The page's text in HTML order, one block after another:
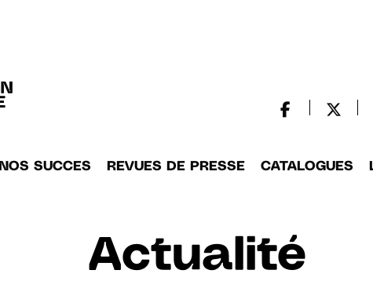
NOS SUCCES REVUES DE PRESSE CATALOGUES
Actualité